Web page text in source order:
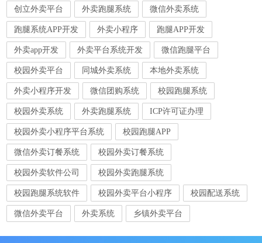
创立外卖平台 外卖跑腿系统 微信外卖系统
跑腿系统APP开发 外卖小程序 跑腿APP开发
外卖app开发 外卖平台系统开发 微信跑腿平台
校园外卖平台 同城外卖系统 本地外卖系统
外卖小程序开发 微信团购系统 校园跑腿系统
校园外卖系统 外卖跑腿系统 ICP许可证办理
校园外卖小程序平台系统 校园跑腿APP
微信外卖订餐系统 校园外卖订餐系统
校园外卖软件公司 校园外卖跑腿系统
校园跑腿系统软件 校园外卖平台小程序 校园配送系统
微信外卖平台 外卖系统 乡镇外卖平台